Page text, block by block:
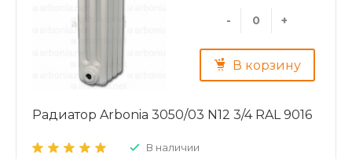
- +
В корзину
Радиатор Arbonia 3050/03 N12 3/4 RAL 9016
В наличии